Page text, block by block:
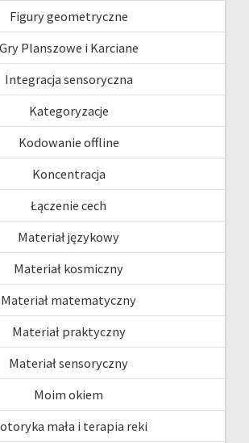
Figury geometryczne
Gry Planszowe i Karciane
Integracja sensoryczna
Kategoryzacje
Kodowanie offline
Koncentracja
Łączenie cech
Materiał językowy
Materiał kosmiczny
Materiał matematyczny
Materiał praktyczny
Materiał sensoryczny
Moim okiem
mała i terapia reki